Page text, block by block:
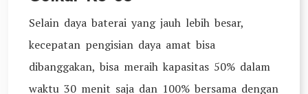
Selain daya baterai yang jauh lebih besar,
kecepatan pengisian daya amat bisa
dibanggakan, bisa meraih kapasitas 50% dalam
waktu 30 menit saja dan 100% bersama dengan